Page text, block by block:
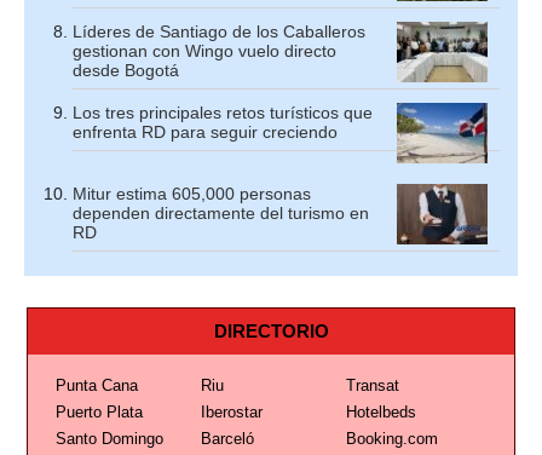
Líderes de Santiago de los Caballeros
gestionan con Wingo vuelo directo
desde Bogotá
Los tres principales retos turísticos que
enfrenta RD para seguir creciendo
Mitur estima 605,000 personas
dependen directamente del turismo en
RD
DIRECTORIO
Punta Cana Riu
Transat
Puerto Plata
Iberostar
Hotelbeds
Santo Domingo
Barceló
Booking.com